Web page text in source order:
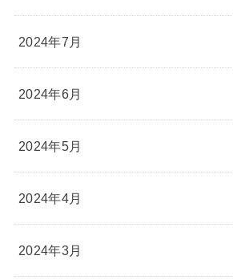
2024年7月
2024年6月
2024年5月
2024年4月
2024年3月